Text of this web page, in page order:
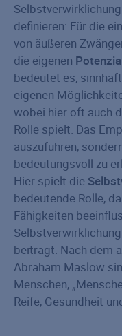
definieren: Für die
von äußeren
die eigenen
bedeutet es,
eigenen
wobei hier oft auch
Rolle spielt. Das
auszuführen,
bedeutungsvoll zu
Hier spielt die
bedeutende Rolle,
Fähigkeiten
beiträgt. Nach dem
Abraham Maslow
Menschen,
Reife, Gesundheit